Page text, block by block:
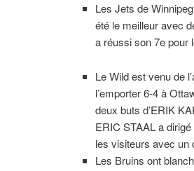
Les Jets de
été le meilleur avec
a réussi son 7e pour
Le Wild est venu de
l’emporter 6-4 à
deux buts d’ERIK
ERIC STAAL a dirigé
les visiteurs avec un
Les Bruins ont